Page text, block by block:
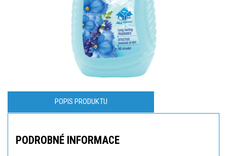
POPIS PRODUKTU
PODROBNÉ INFORMACE